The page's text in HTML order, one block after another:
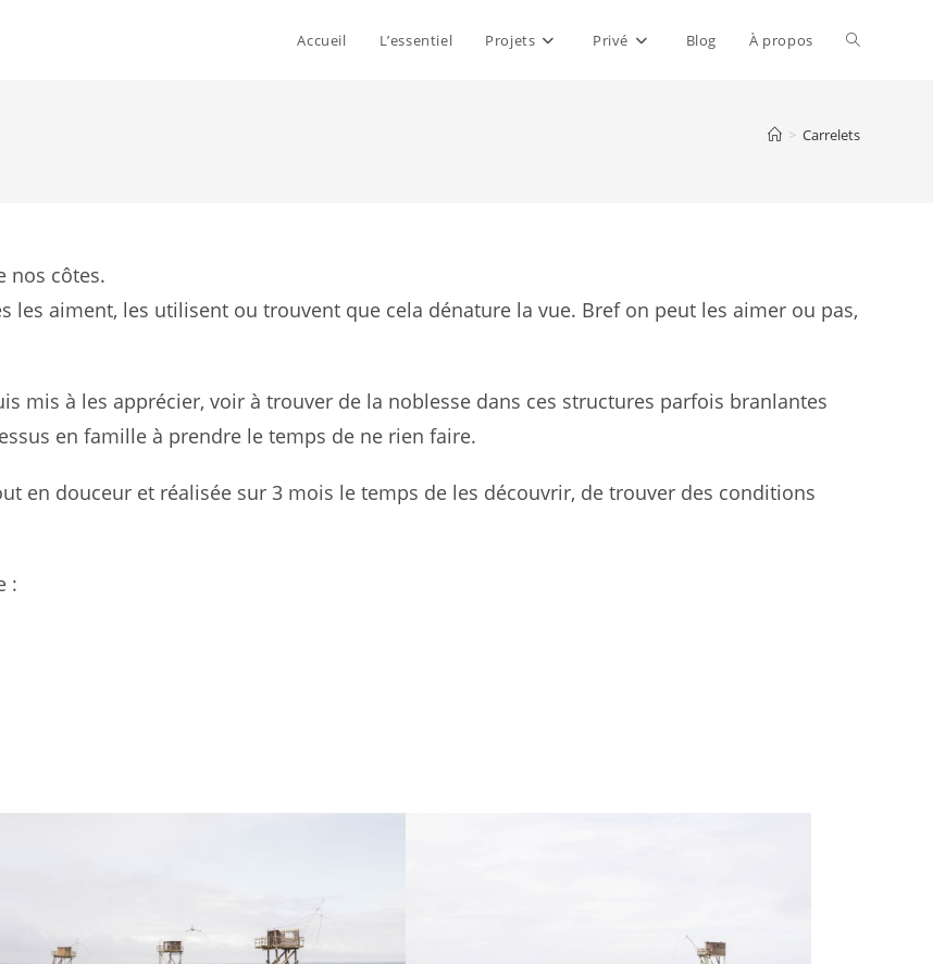
Accueil L’essentiel Projets Privé Blog À propos Toggle
> Carrelets
nos côtes.
les aiment, les utilisent ou trouvent que cela dénature la vue. Bref on peut les aimer ou pas,
mis à les apprécier, voir à trouver de la noblesse dans ces structures parfois branlantes
en famille à prendre le temps de ne rien faire.
en douceur et réalisée sur 3 mois le temps de les découvrir, de trouver des conditions
: